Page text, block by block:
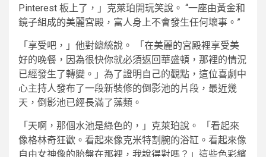
Pinterest 板上了，」克萊珀開玩笑說。 “一座由黃金和
鏡子組成的美麗宮殿，富人身上不會發生任何壞事。”
「享受吧，」他對總統說。 「在美麗的宮殿裡享受美
好的晚餐，因為很快你就必須返回華盛頓，那裡的情況
已經發生了轉變。」為了證明自己的觀點，這位喜劇中
心主持人發布了一段新裝修的倒影池的片段，最近幾
天，倒影池已經長滿了藻類。
「天啊，那個水池是綠色的，」克萊珀說。 「看起來
像格林奇狂歡。看起來像克米特割腕的浴缸。看起來像
自由女神像的胎盤在那裡，我說得對嗎？」這些色彩繽